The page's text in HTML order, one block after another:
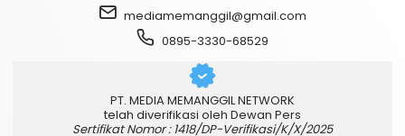
mediamemanggil@gmail.com
0895-3330-68529
PT. MEDIA MEMANGGIL NETWORK
telah diverifikasi oleh Dewan Pers
Sertifikat Nomor : 1418/DP-Verifikasi/K/X/2025